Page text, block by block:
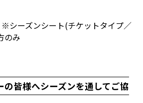
ーズンシート(チケットタイプ／
のみ
の皆様へシーズンを通してご協